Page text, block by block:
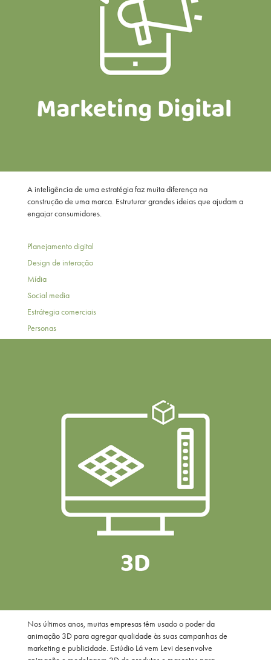
A inteligência de uma estratégia faz muita diferença na
construção de uma marca. Estruturar grandes ideias que ajudam a
engajar consumidores.
Planejamento digital
Design de interação
Mídia
Social media
Estrátegia comerciais
Personas
Nos últimos anos, muitas empresas têm usado o poder da
animação 3D para agregar qualidade às suas campanhas de
marketing e publicidade. Estúdio Lá vem Levi desenvolve